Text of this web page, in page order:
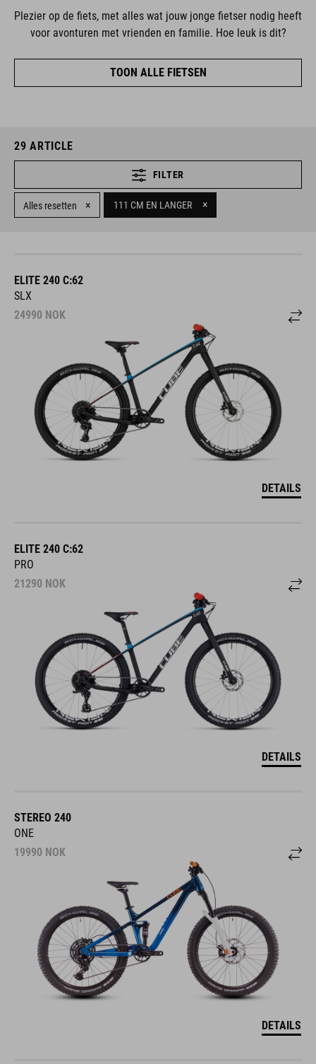
Plezier op de fiets, met alles wat jouw jonge fietser nodig heeft
voor avonturen met vrienden en familie. Hoe leuk is dit?
TOON ALLE FIETSEN
29 ARTICLE
FILTER
Alles resetten × 111 CM EN LANGER ×
ELITE 240 C:62
SLX
24990 NOK
DETAILS
ELITE 240 C:62
PRO
21290 NOK
DETAILS
STEREO 240
ONE
19990 NOK
DETAILS